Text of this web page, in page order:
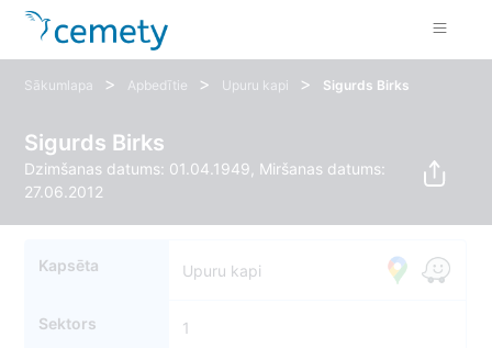
Sākumlapa > Apbedītie > Upuru kapi > Sigurds Birks
Sigurds Birks
Dzimšanas datums: 01.04.1949, Miršanas datums:
27.06.2012
Kapsēta Upuru kapi
Sektors 1